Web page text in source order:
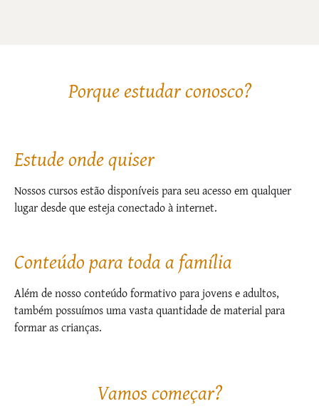
Porque estudar conosco?
Estude onde quiser
Nossos cursos estão disponíveis para seu acesso em qualquer
lugar desde que esteja conectado à internet.
Conteúdo para toda a família
Além de nosso conteúdo formativo para jovens e adultos,
também possuímos uma vasta quantidade de material para
formar as crianças.
Vamos começar?